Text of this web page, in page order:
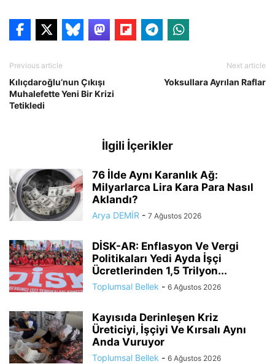
Previous article
Kılıçdaroğlu’nun Çıkışı
Muhalefette Yeni Bir Krizi
Tetikledi
Next article
Yoksullara Ayrılan Raflar
İlgili İçerikler
76 İlde Aynı Karanlık Ağ:
Milyarlarca Lira Kara Para Nasıl
Aklandı?
Arya DEMİR - 7 Ağustos 2026
DİSK-AR: Enflasyon Ve Vergi
Politikaları Yedi Ayda İşçi
Ücretlerinden 1,5 Trilyon...
Toplumsal Bellek - 6 Ağustos 2026
Kayısıda Derinleşen Kriz
Üreticiyi, İşçiyi Ve Kırsalı Aynı
Anda Vuruyor
Toplumsal Bellek - 6 Ağustos 2026